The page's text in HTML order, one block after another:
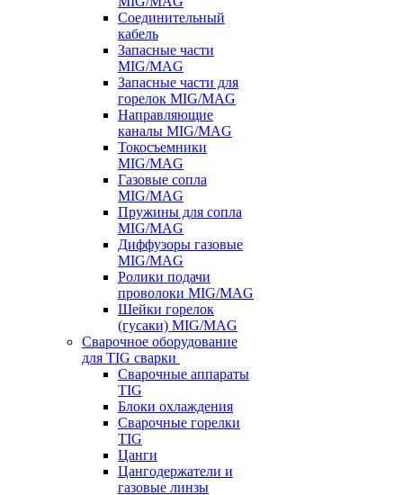
Соединительный
кабель
Запасные части
MIG/MAG
Запасные части для
горелок MIG/MAG
Направляющие
каналы MIG/MAG
Токосъемники
MIG/MAG
Газовые сопла
MIG/MAG
Пружины для сопла
MIG/MAG
Диффузоры газовые
MIG/MAG
Ролики подачи
проволоки MIG/MAG
Шейки горелок
(гусаки) MIG/MAG
Сварочное оборудование
для TIG сварки
Сварочные аппараты
TIG
Блоки охлаждения
Сварочные горелки
TIG
Цанги
Цангодержатели и
газовые линзы